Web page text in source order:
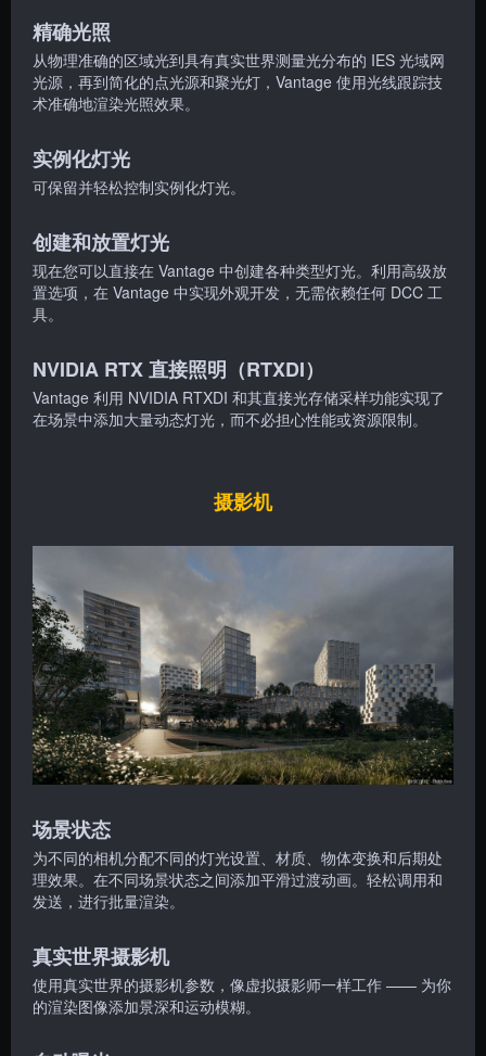
精确光照
从物理准确的区域光到具有真实世界测量光分布的 IES 光域网
光源，再到简化的点光源和聚光灯，Vantage 使用光线跟踪技
术准确地渲染光照效果。
实例化灯光
可保留并轻松控制实例化灯光。
创建和放置灯光
现在您可以直接在 Vantage 中创建各种类型灯光。利用高级放
置选项，在 Vantage 中实现外观开发，无需依赖任何 DCC 工
具。
NVIDIA RTX 直接照明（RTXDI）
Vantage 利用 NVIDIA RTXDI 和其直接光存储采样功能实现了
在场景中添加大量动态灯光，而不必担心性能或资源限制。
摄影机
场景状态
为不同的相机分配不同的灯光设置、材质、物体变换和后期处
理效果。在不同场景状态之间添加平滑过渡动画。轻松调用和
发送，进行批量渲染。
真实世界摄影机
使用真实世界的摄影机参数，像虚拟摄影师一样工作 —— 为你
的渲染图像添加景深和运动模糊。